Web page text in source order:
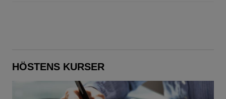
HÖSTENS KURSER